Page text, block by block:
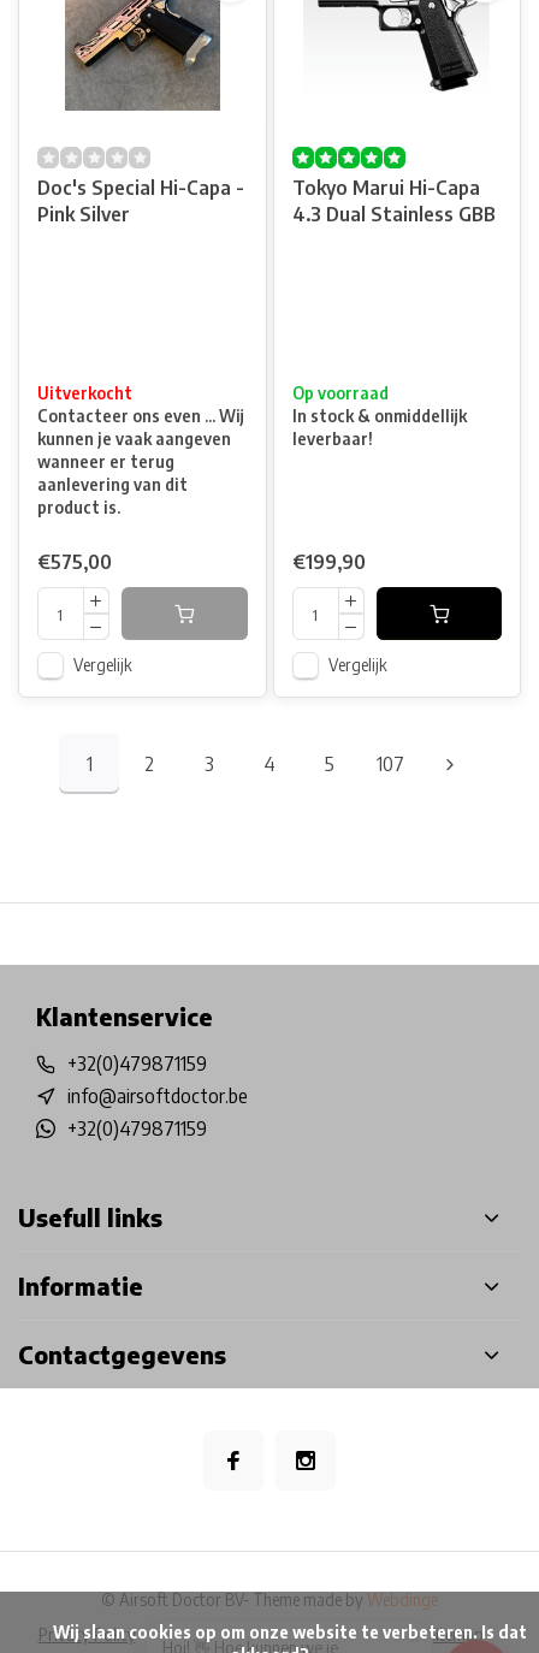
Doc's Special Hi-Capa -
Pink Silver
Uitverkocht
Contacteer ons even ... Wij
kunnen je vaak aangeven
wanneer er terug
aanlevering van dit
product is.
€575,00
Vergelijk
Tokyo Marui Hi-Capa
4.3 Dual Stainless GBB
Op voorraad
In stock & onmiddellijk
leverbaar!
€199,90
Vergelijk
1 2 3 4 5 107
Klantenservice
+32(0)479871159
info@airsoftdoctor.be
+32(0)479871159
Usefull links
Informatie
Contactgegevens
Privacy Policy Algemene voorwaarden Disclaimer Sitemap
© Airsoft Doctor BV- Theme made by Webdinge
            Wij slaan cookies op om onze website te verbeteren. Is dat
×
Hoi! 👋 Hoe kunnen we je